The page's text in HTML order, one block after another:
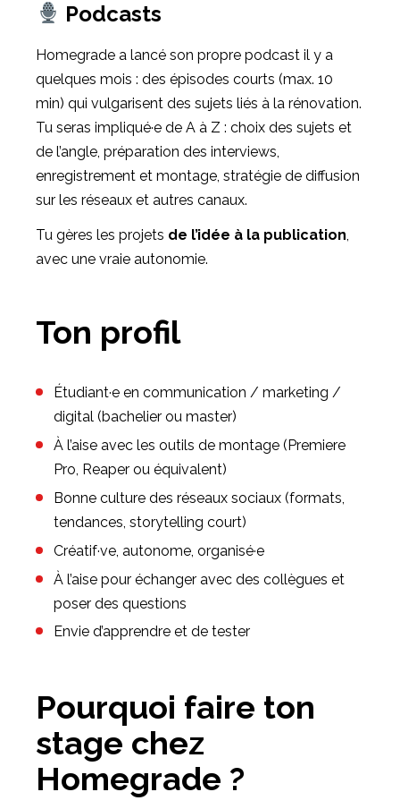
Podcasts
Homegrade a lancé son propre podcast il y a
quelques mois : des épisodes courts (max. 10
min) qui vulgarisent des sujets liés à la rénovation.
Tu seras impliqué·e de A à Z : choix des sujets et
de l’angle, préparation des interviews,
enregistrement et montage, stratégie de diffusion
sur les réseaux et autres canaux.
Tu gères les projets de l’idée à la publication,
avec une vraie autonomie.
Ton profil
Étudiant·e en communication / marketing /
digital (bachelier ou master)
À l’aise avec les outils de montage (Premiere
Pro, Reaper ou équivalent)
Bonne culture des réseaux sociaux (formats,
tendances, storytelling court)
Créatif·ve, autonome, organisé·e
À l’aise pour échanger avec des collègues et
poser des questions
Envie d’apprendre et de tester
Pourquoi faire ton
stage chez
Homegrade ?